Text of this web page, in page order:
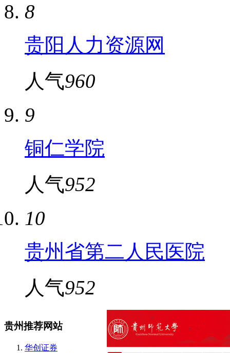
8
贵阳人力资源网
人气960
9
铜仁学院
人气952
10
贵州省第二人民医院
人气952
贵州推荐网站
华创证券